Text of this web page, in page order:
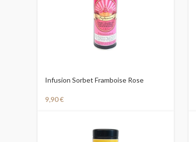
Infusion Sorbet Framboise Rose
9,90€